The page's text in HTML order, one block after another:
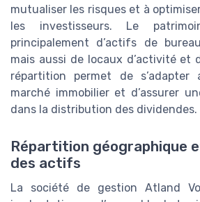
mutualiser les risques et à
les investisseurs. Le
principalement d’actifs de
mais aussi de locaux d’activité et
répartition permet de s’adapter
marché immobilier et d’assurer
dans la distribution des dividendes.
Répartition géographique
des actifs
La société de gestion Atland